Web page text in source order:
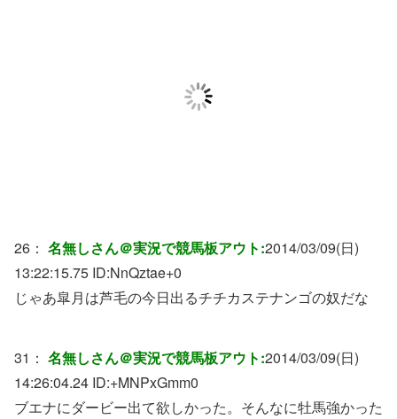
26： 名無しさん＠実況で競馬板アウト:2014/03/09(日)
13:22:15.75 ID:NnQztae+0
じゃあ皐月は芦毛の今日出るチチカステナンゴの奴だな
31： 名無しさん＠実況で競馬板アウト:2014/03/09(日)
14:26:04.24 ID:+MNPxGmm0
ブエナにダービー出て欲しかった。そんなに牡馬強かった